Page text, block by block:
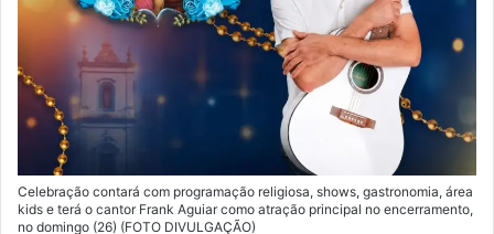
Celebração contará com programação religiosa, shows, gastronomia, área
kids e terá o cantor Frank Aguiar como atração principal no encerramento,
no domingo (26) (FOTO DIVULGAÇÃO)